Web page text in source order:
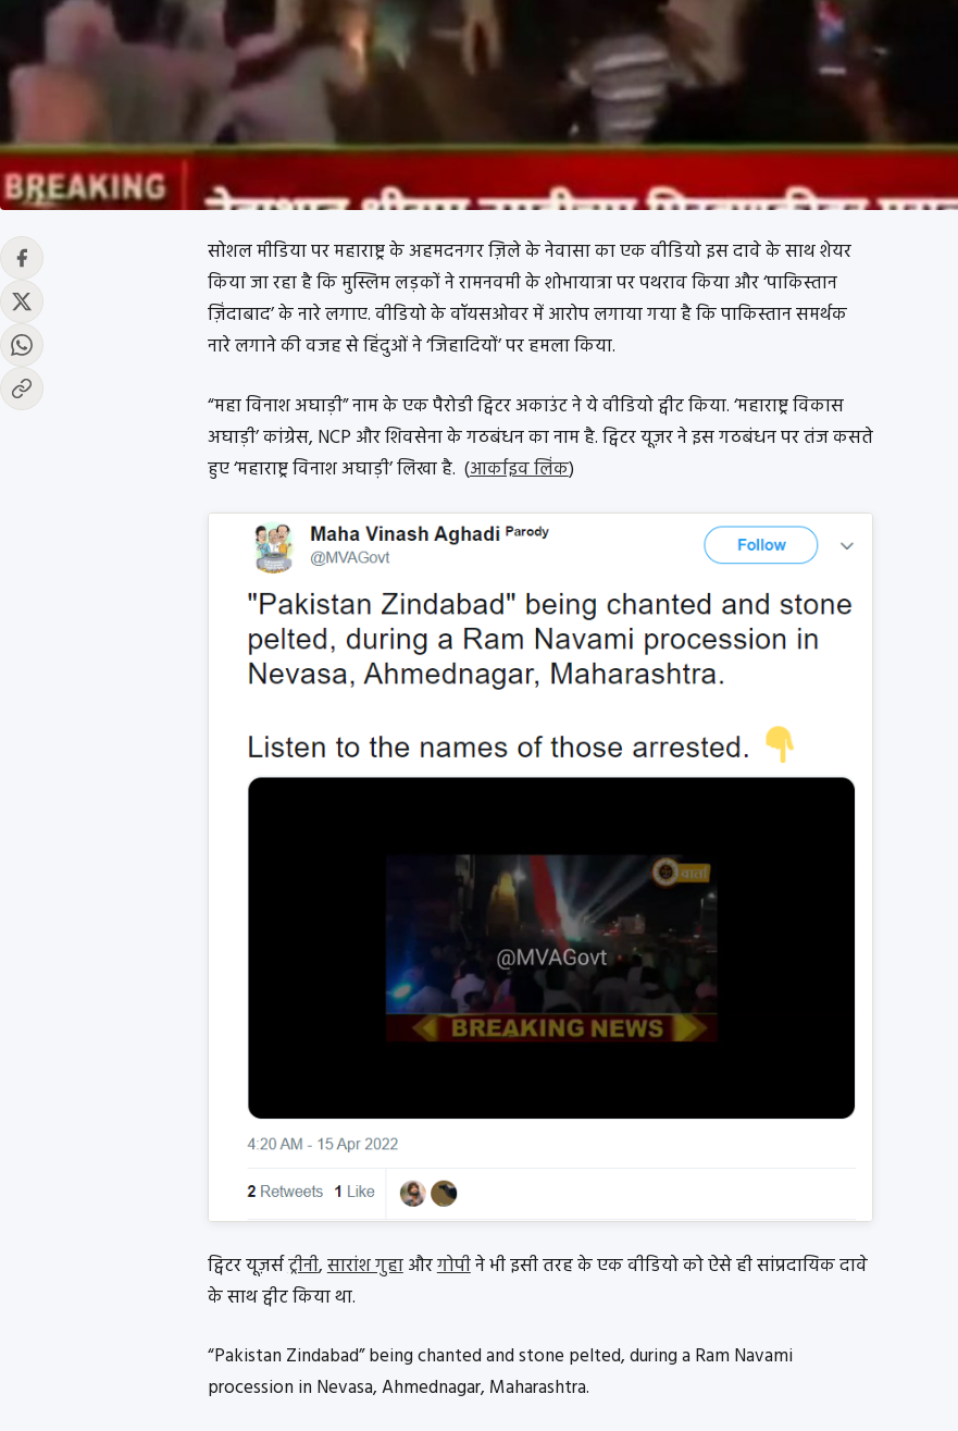
सोशल मीडिया पर महाराष्ट्र के अहमदनगर ज़िले के नेवासा का एक वीडियो इस दावे के साथ शेयर
किया जा रहा है कि मुस्लिम लड़कों ने रामनवमी के शोभायात्रा पर पथराव किया और ‘पाकिस्तान
ज़िंदाबाद’ के नारे लगाए. वीडियो के वॉयसओवर में आरोप लगाया गया है कि पाकिस्तान समर्थक
नारे लगाने की वजह से हिंदुओं ने ‘जिहादियों’ पर हमला किया.
“महा विनाश अघाड़ी” नाम के एक पैरोडी ट्विटर अकाउंट ने ये वीडियो ट्वीट किया. ‘महाराष्ट्र विकास
अघाड़ी’ कांग्रेस, NCP और शिवसेना के गठबंधन का नाम है. ट्विटर यूज़र ने इस गठबंधन पर तंज कसते
हुए ‘महाराष्ट्र विनाश अघाड़ी’ लिखा है. (आर्काइव लिंक)
ट्विटर यूज़र्सट्रीनी,सारांश गुहाऔरगोपीने भी इसी तरह के एक वीडियो को ऐसे ही सांप्रदायिक दावे
के साथ ट्वीट किया था.
“Pakistan Zindabad” being chanted and stone pelted, during a Ram Navami
procession in Nevasa, Ahmednagar, Maharashtra.